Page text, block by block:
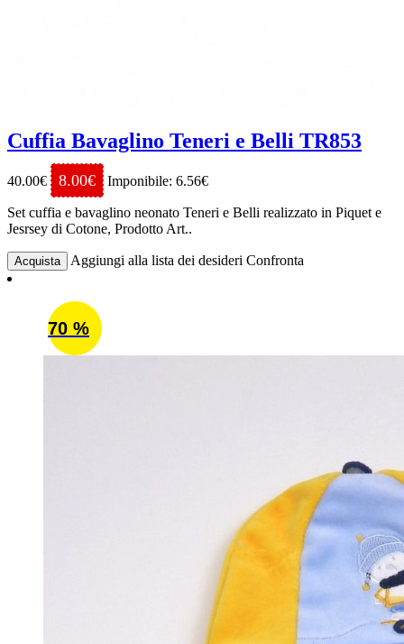
Cuffia Bavaglino Teneri e Belli TR853
40.00€ 8.00€ Imponibile: 6.56€
Set cuffia e bavaglino neonato Teneri e Belli realizzato in Piquet e
Jesrsey di Cotone, Prodotto Art..
Acquista Aggiungi alla lista dei desideri Confronta
70 %